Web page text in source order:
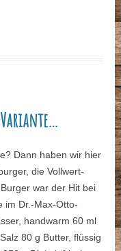
Dann haben wir hier
die Vollwert-
war der Hit bei
im Dr.-Max-Otto-
handwarm 60 ml
80 g Butter, flüssig